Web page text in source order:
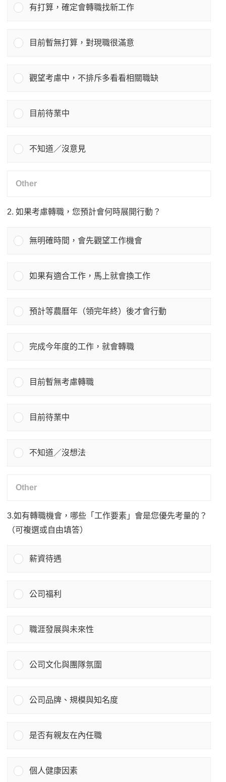
有打算，確定會轉職找新工作
目前暫無打算，對現職很滿意
觀望考慮中，不排斥多看看相關職缺
目前待業中
不知道／沒意見
2. 如果考慮轉職，您預計會何時展開行動？
無明確時間，會先觀望工作機會
如果有適合工作，馬上就會換工作
預計等農曆年（領完年終）後才會行動
完成今年度的工作，就會轉職
目前暫無考慮轉職
目前待業中
不知道／沒想法
3.如有轉職機會，哪些「工作要素」會是您優先考量的？
（可複選或自由填答）
薪資待遇
公司福利
職涯發展與未來性
公司文化與團隊氛圍
公司品牌、規模與知名度
是否有親友在內任職
個人健康因素